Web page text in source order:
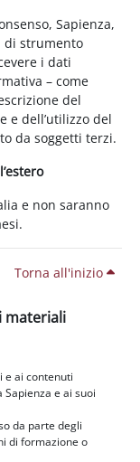
Sapienza,
di strumento
i dati
– come
del
e dell’utilizzo del
da soggetti terzi.
e non saranno
Torna all'inizio
materiali
ai contenuti
e ai suoi
da parte degli
di formazione o